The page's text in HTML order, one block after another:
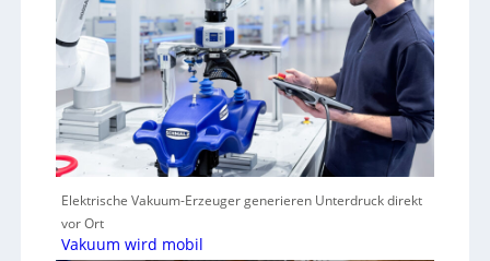
Elektrische Vakuum-Erzeuger generieren Unterdruck direkt
vor Ort
Vakuum wird mobil